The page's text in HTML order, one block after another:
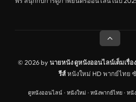
© 2026 byนายหนัง ดูหนังออนไลน์เต็มเรื่อง
รีส์หนังใหม่ HD พากย์ไทย
ดูหนังออนไลน์ · หนังใหม่ · หนังพากย์ไทย · หนั